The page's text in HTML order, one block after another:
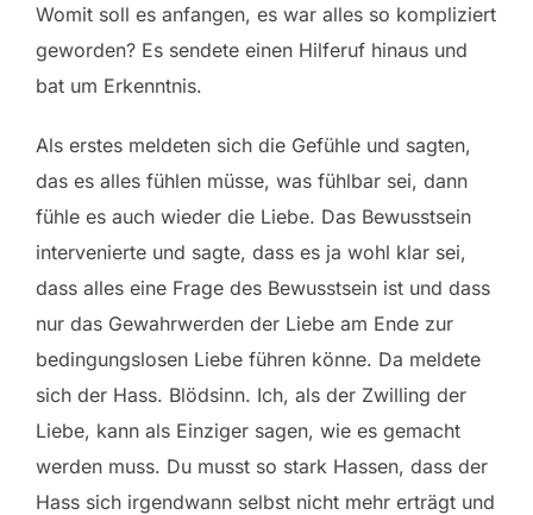
Womit soll es anfangen, es war alles so kompliziert
geworden? Es sendete einen Hilferuf hinaus und
bat um Erkenntnis.
Als erstes meldeten sich die Gefühle und sagten,
das es alles fühlen müsse, was fühlbar sei, dann
fühle es auch wieder die Liebe. Das Bewusstsein
intervenierte und sagte, dass es ja wohl klar sei,
dass alles eine Frage des Bewusstsein ist und dass
nur das Gewahrwerden der Liebe am Ende zur
bedingungslosen Liebe führen könne. Da meldete
sich der Hass. Blödsinn. Ich, als der Zwilling der
Liebe, kann als Einziger sagen, wie es gemacht
werden muss. Du musst so stark Hassen, dass der
Hass sich irgendwann selbst nicht mehr erträgt und